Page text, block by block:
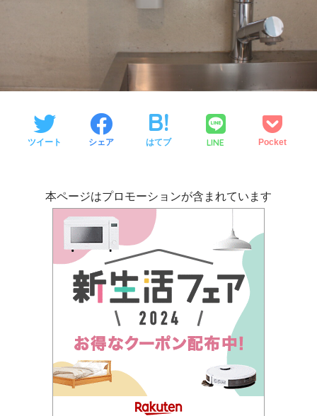
ツイート シェア はてブ LINE Pocket
本ページはプロモーションが含まれています